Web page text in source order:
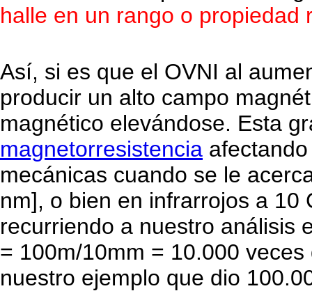
halle en un rango o propiedad
Así, si es que el OVNI al
producir un alto campo
magnético elevándose. Esta
magnetorresistencia
mecánicas cuando se le
nm], o bien en infrarrojos a 10
recurriendo a nuestro análisis
= 100m/10mm = 10.000
nuestro ejemplo que dio